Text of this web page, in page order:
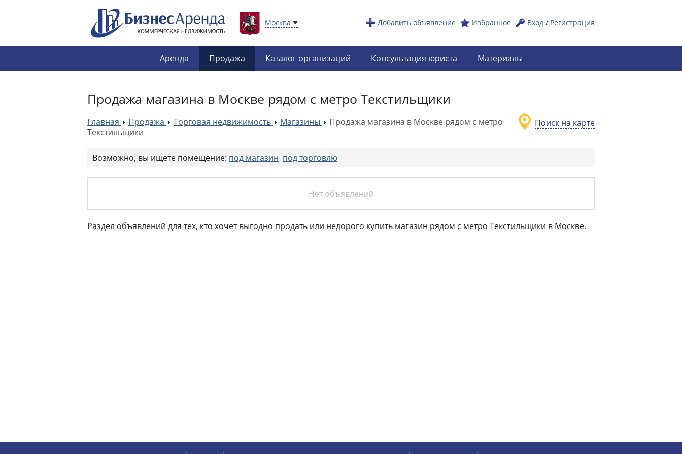
Москва Добавить объявление Избранное Вход / Регистрация
Аренда Продажа Каталог организаций Консультация юриста Материалы
Продажа магазина в Москве рядом с метро Текстильщики
Поиск на карте
Главная »Продажа »
Торговая недвижимость »Магазины »Продажа магазина в Москве рядом с метро
Текстильщики
Возможно, вы ищете помещение: под магазин под торговлю
Нет объявлений
Раздел объявлений для тех, кто хочет выгодно продать или недорого купить магазин рядом с метро Текстильщики в Москве.